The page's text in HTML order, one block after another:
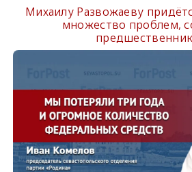
Михаилу Развожаеву
множество проблем,